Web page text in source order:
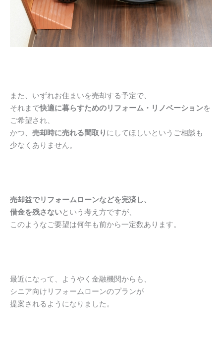
また、いずれお住まいを売却する予定で、
それまで快適に暮らすためのリフォーム・リノベーションを
ご希望され、
かつ、 売却時に売れる間取り にしてほしいというご相談も
少なくありません。
売却益でリフォームローンなどを完済し、
借金を残さないという考え方ですが、
このようなご要望は何年も前から一定数あります。
最近になって、ようやく金融機関からも、
シニア向けリフォームローンのプランが
提案されるようになりました。